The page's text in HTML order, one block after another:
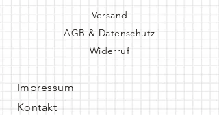
Versand
AGB & Datenschutz
Widerruf
Impressum
Kontakt